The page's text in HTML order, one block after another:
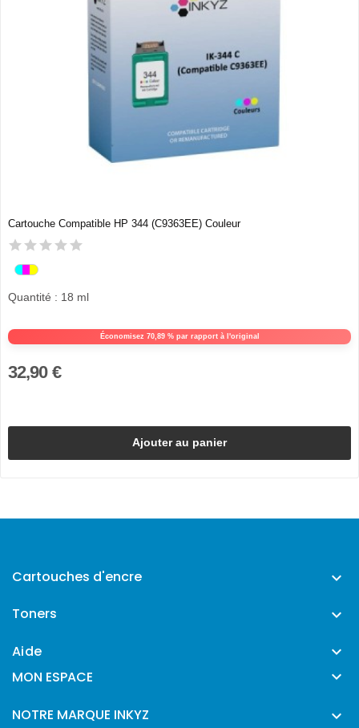
Cartouche Compatible HP 344 (C9363EE) Couleur
Économisez 70,89 % par rapport à l'original
Quantité : 18 ml
32,90 €
Ajouter au panier
Cartouches d'encre 
Toners 
Aide 
MON ESPACE 
NOTRE MARQUE INKYZ 